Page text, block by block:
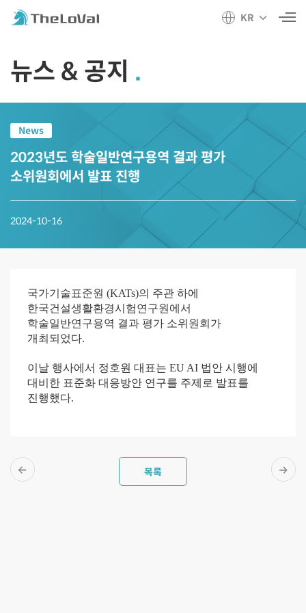
KR
뉴스 & 공지
News
2023년도 학술일반연구용역 결과 평가
소위원회에서 발표 진행
2024-10-16
국가기술표준원 (KATs)의 주관 하에
한국건설생활환경시험연구원에서
학술일반연구용역 결과 평가 소위원회가
개최되었다.
이날 행사에서 정호원 대표는 EU AI 법안 시행에
대비한 표준화 대응방안 연구를 주제로 발표를
진행했다.
목록